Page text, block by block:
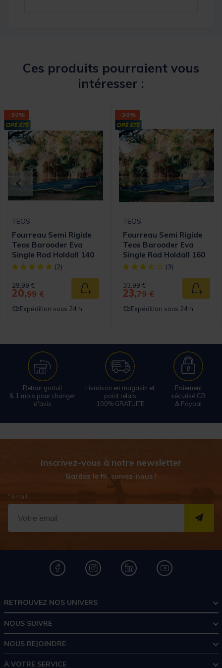
Ces produits pourraient vous
intéresser :
panier
-30%
TEOS
Fourreau Semi Rigide
Teos Barooder Eva
Single Rod Holdall 140
[object Object] out of 5 Customer Rating
(2)
Price reduced from
29,99 €to
20,99 € Ajouter au panier
Expédition sous 24 h
-30%
TEOS
Fourreau Semi Rigide
Teos Barooder Eva
Single Rod Holdall 160
[object Object] out of 5
(3)
Price reduced from
33,99 €to
23,79 €
Expédition sous 24 h
Retour gratuit
& 1 mois pour changer
d'avis
Livraison en magasin et
point relais
100% GRATUITE
Paiement
sécurisé CB
& Paypal
Inscrivez-vous à notre newsletter
Gardez le fil, suivez-nous !
* Email
RETROUVEZ NOS UNIVERS
NOUS SUIVRE
NOUS REJOINDRE
À VOTRE SERVICE